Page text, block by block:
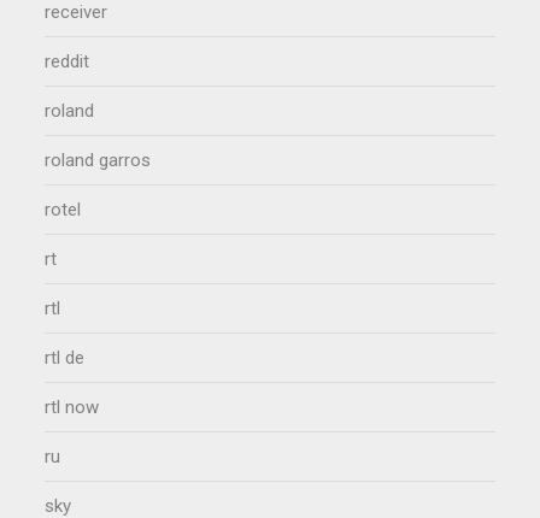
receiver
reddit
roland
roland garros
rotel
rt
rtl
rtl de
rtl now
ru
sky